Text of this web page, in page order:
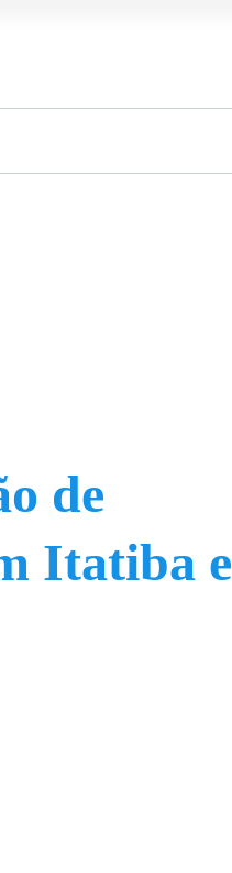
de
Itatiba e